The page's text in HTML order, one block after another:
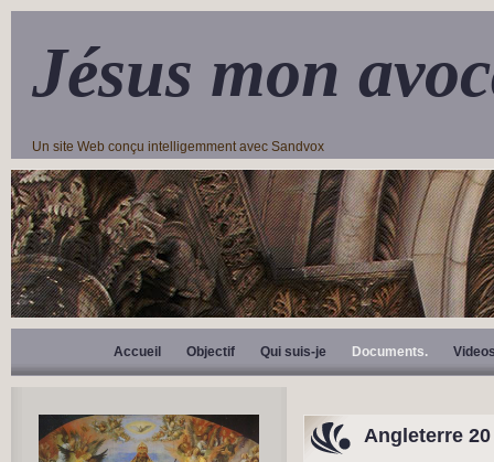
Jésus mon
Un site Web conçu intelligemment avec Sandvox
Accueil Objectif Qui suis-je Documents.
Angleterre 20